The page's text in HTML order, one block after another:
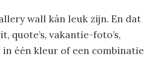
wall kán leuk zijn. En dat
quote’s, vakantie-foto’s,
één kleur of een combinatie